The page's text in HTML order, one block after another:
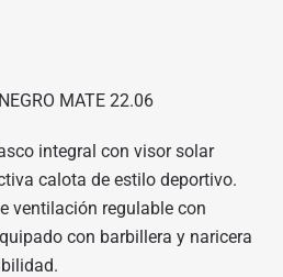
MATE 22.06
integral con visor solar
calota de estilo deportivo.
ventilación regulable con
con barbillera y naricera